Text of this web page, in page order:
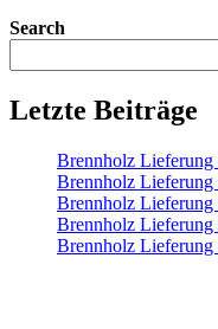
Search
Letzte Beiträge
Brennholz
Brennholz Lieferung
Brennholz
Brennholz Lieferung
Brennholz